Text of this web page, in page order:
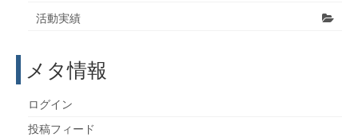
活動実績
メタ情報
ログイン
投稿フィード